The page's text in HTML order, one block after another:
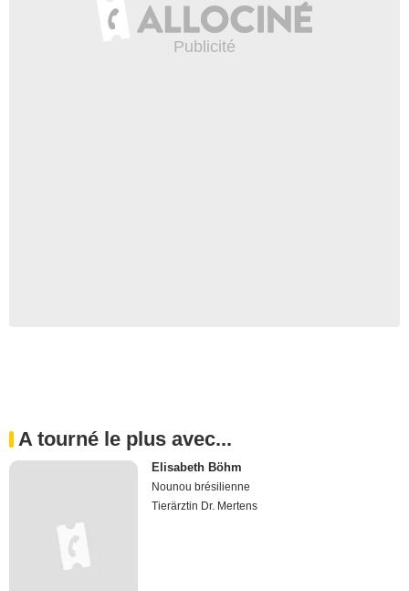
A tourné le plus avec...
Elisabeth Böhm
Nounou brésilienne
Tierärztin Dr. Mertens